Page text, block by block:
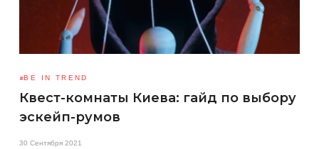
BE IN TREND
Квест-комнаты Киева: гайд по выбору
эскейп-румов
30 Сентября 2021